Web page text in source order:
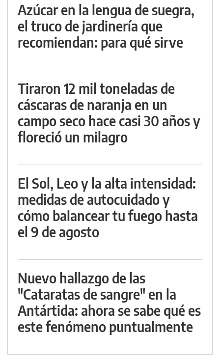
Azúcar en la lengua de suegra,
el truco de jardinería que
recomiendan: para qué sirve
Tiraron 12 mil toneladas de
cáscaras de naranja en un
campo seco hace casi 30 años y
floreció un milagro
El Sol, Leo y la alta intensidad:
medidas de autocuidado y
cómo balancear tu fuego hasta
el 9 de agosto
Nuevo hallazgo de las
"Cataratas de sangre" en la
Antártida: ahora se sabe qué es
este fenómeno puntualmente